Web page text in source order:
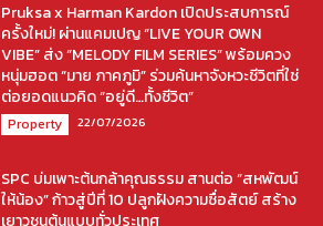
Pruksa x Harman Kardon เปิดประสบการณ์
ครั้งใหม่! ผ่านแคมเปญ “LIVE YOUR OWN
VIBE” ส่ง “MELODY FILM SERIES” พร้อมควง
หนุ่มฮอต “มาย ภาคภูมิ” ร่วมค้นหาจังหวะชีวิตที่ใช่
ต่อยอดแนวคิด “อยู่ดี…ทั้งชีวิต”
Property 22/07/2026
SPC บ่มเพาะต้นกล้าคุณธรรม สานต่อ “สหพัฒน์
ให้น้อง” ก้าวสู่ปีที่ 10 ปลูกฝังความซื่อสัตย์ สร้าง